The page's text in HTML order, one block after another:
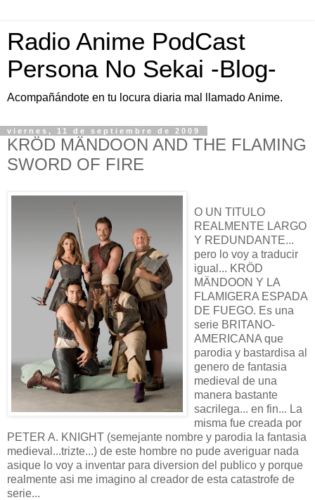
Radio Anime PodCast
Persona No Sekai -Blog-
Acompañándote en tu locura diaria mal llamado Anime.
viernes, 11 de septiembre de 2009
KRÖD MÄNDOON AND THE FLAMING
SWORD OF FIRE
O UN TITULO
REALMENTE LARGO
Y REDUNDANTE...
pero lo voy a traducir
igual... KRÖD
MÄNDOON Y LA
FLAMIGERA ESPADA
DE FUEGO. Es una
serie BRITANO-
AMERICANA que
parodia y bastardisa al
genero de fantasia
medieval de una
manera bastante
sacrilega... en fin... La
misma fue creada por
PETER A. KNIGHT (semejante nombre y parodia la fantasia
medieval...trizte...) de este hombre no pude averiguar nada
asique lo voy a inventar para diversion del publico y porque
realmente asi me imagino al creador de esta catastrofe de
serie...